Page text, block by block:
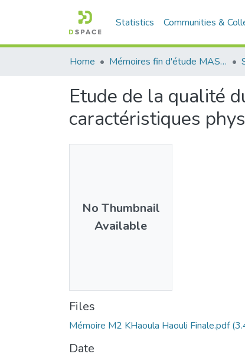
Statistics Communities &
Home Mémoires fin d'étude MASTER et Système classique
Etude de la qualité
caractéristiques
No Thumbnail
Available
Files
Mémoire M2 KHaoula Haouli Finale.pdf
Date